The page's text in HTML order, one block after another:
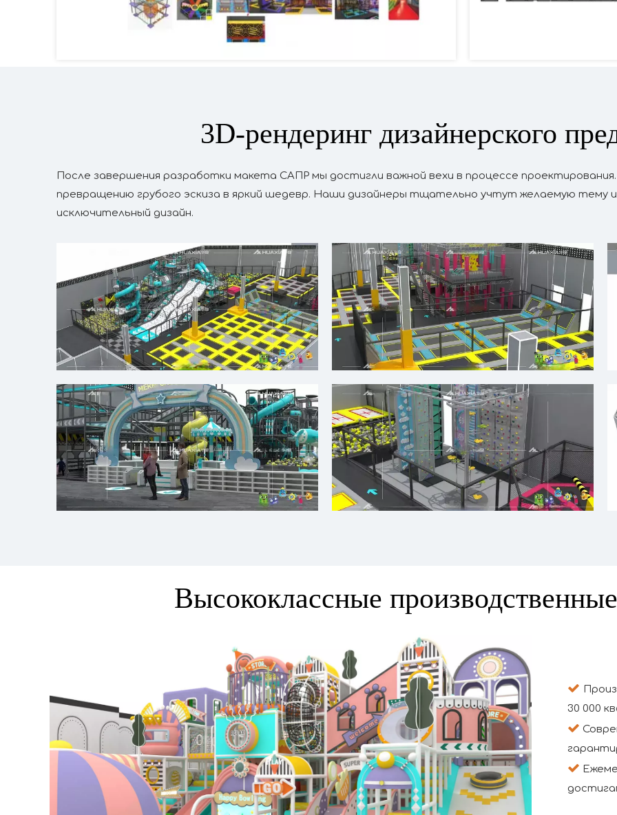
3D-рендеринг дизайнерского
После завершения разработки макета САПР мы достигли важной вехи в процессе
превращению грубого эскиза в яркий шедевр. Наши дизайнеры тщательно учтут желаемую тему
исключительный дизайн.
Высококлассные

30 000

